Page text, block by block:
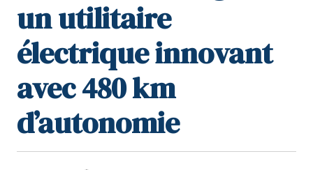
un utilitaire
électrique innovant
avec 480 km
d’autonomie